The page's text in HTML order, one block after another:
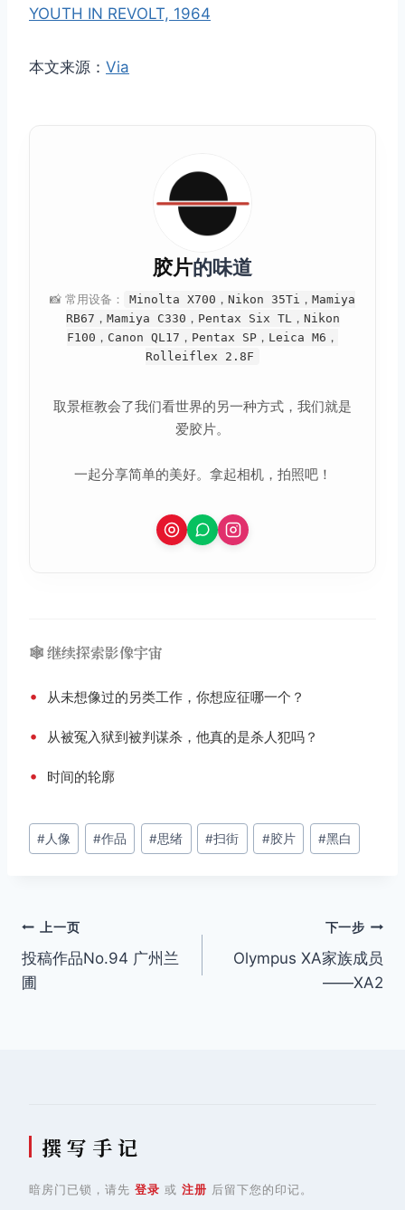
YOUTH IN REVOLT, 1964
本文来源： Via
胶片的味道
📸 常用设备：
Minolta X700，Nikon 35Ti，Mamiya
RB67，Mamiya C330，Pentax Six TL，Nikon
F100，Canon QL17，Pentax SP，Leica M6，
Rolleiflex 2.8F
取景框教会了我们看世界的另一种方式，我们就是
爱胶片。
一起分享简单的美好。拿起相机，拍照吧！
🕸️ 继续探索影像宇宙
• 从未想像过的另类工作，你想应征哪一个？
• 从被冤入狱到被判谋杀，他真的是杀人犯吗？
• 时间的轮廓
文
章
#人像 #作品 #思绪 #扫街 #胶片 #黑白
文
章
上一页
投稿作品No.94 广州兰
圃
下一步
Olympus XA家族成员
——XA2
撰 写 手 记
暗房门已锁，请先 登录 或 注册 后留下您的印记。